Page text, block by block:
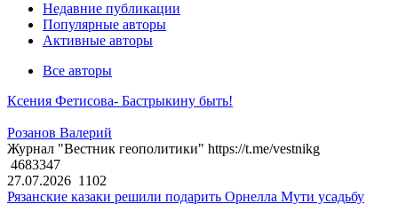
Недавние публикации
Популярные авторы
Активные авторы
Все авторы
Ксения Фетисова- Бастрыкину быть!
Розанов Валерий
Журнал "Вестник геополитики" https://t.me/vestnikg
4683347
27.07.2026 1102
Рязанские казаки решили подарить Орнелла Мути усадьбу